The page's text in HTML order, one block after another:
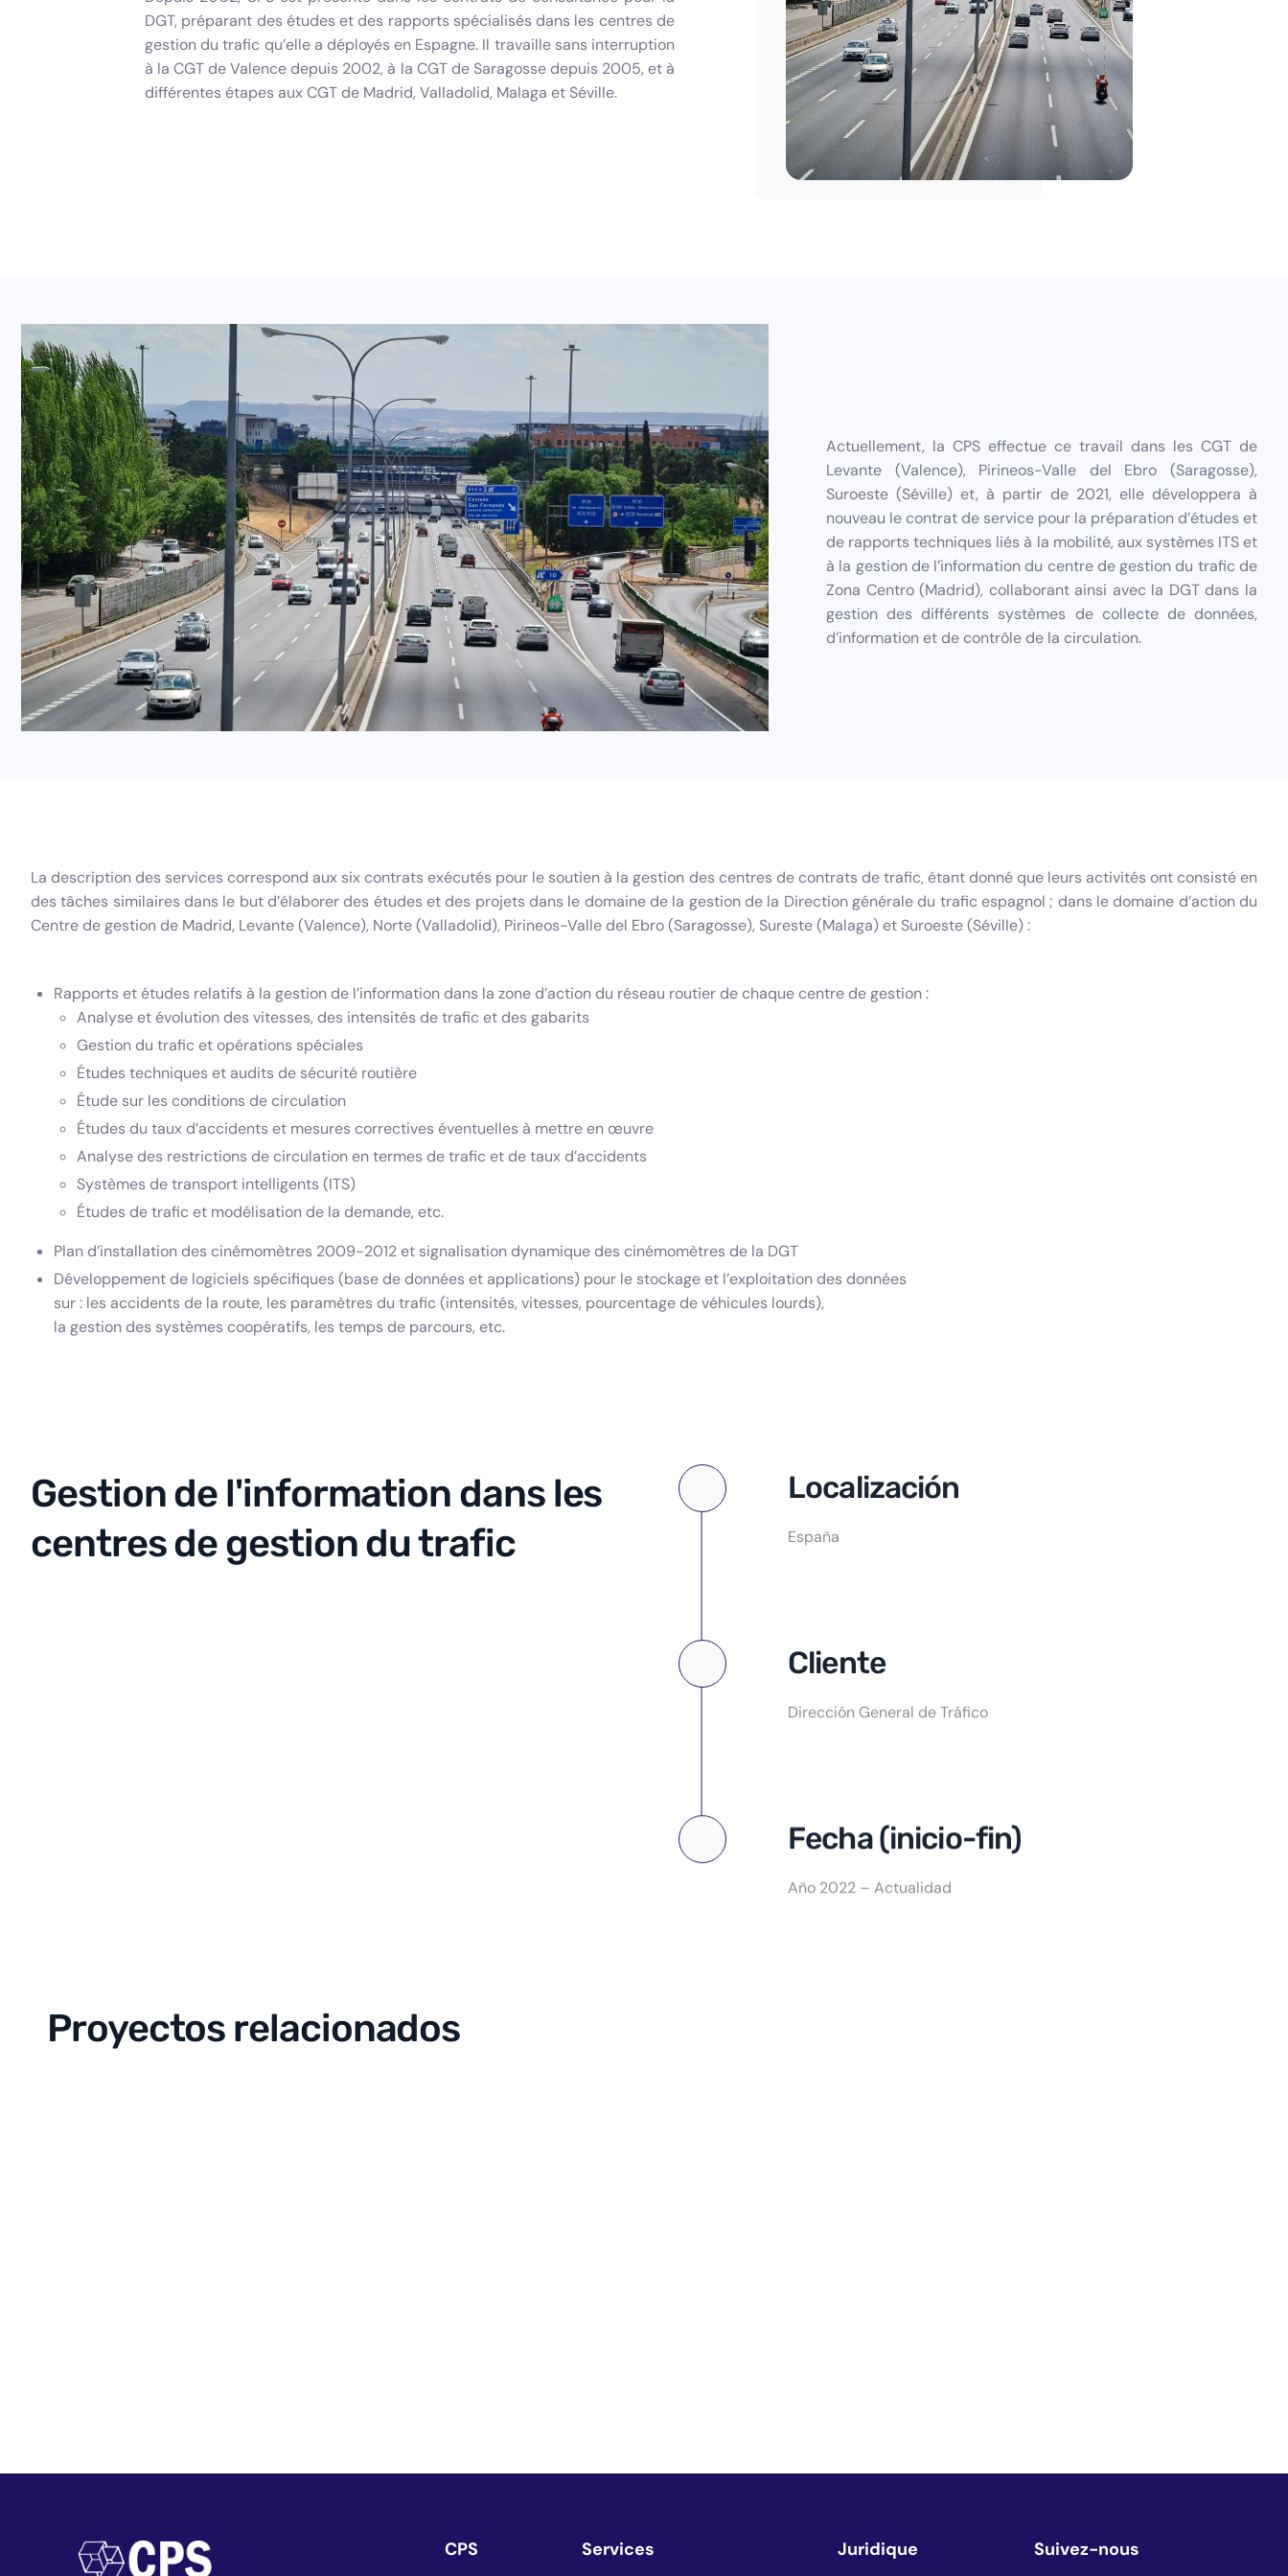
DGT, préparant des études et des rapports spécialisés dans les centres de
gestion du trafic qu’elle a déployés en Espagne. Il travaille sans interruption
à la CGT de Valence depuis 2002, à la CGT de Saragosse depuis 2005, et à
différentes étapes aux CGT de Madrid, Valladolid, Malaga et Séville.
Actuellement, la CPS effectue ce travail dans les CGT de
Levante (Valence), Pirineos-Valle del Ebro (Saragosse),
Suroeste (Séville) et, à partir de 2021, elle développera à
nouveau le contrat de service pour la préparation d’études et
de rapports techniques liés à la mobilité, aux systèmes ITS et
à la gestion de l’information du centre de gestion du trafic de
Zona Centro (Madrid), collaborant ainsi avec la DGT dans la
gestion des différents systèmes de collecte de données,
d’information et de contrôle de la circulation.
La description des services correspond aux six contrats exécutés pour le soutien à la gestion des centres de contrats de trafic, étant donné que leurs activités ont consisté en
des tâches similaires dans le but d’élaborer des études et des projets dans le domaine de la gestion de la Direction générale du trafic espagnol ; dans le domaine d’action du
Centre de gestion de Madrid, Levante (Valence), Norte (Valladolid), Pirineos-Valle del Ebro (Saragosse), Sureste (Malaga) et Suroeste (Séville) :
Rapports et études relatifs à la gestion de l’information dans la zone d’action du réseau routier de chaque centre de gestion :
Analyse et évolution des vitesses, des intensités de trafic et des gabarits
Gestion du trafic et opérations spéciales
Études techniques et audits de sécurité routière
Étude sur les conditions de circulation
Études du taux d’accidents et mesures correctives éventuelles à mettre en œuvre
Analyse des restrictions de circulation en termes de trafic et de taux d’accidents
Systèmes de transport intelligents (ITS)
Études de trafic et modélisation de la demande, etc.
Plan d’installation des cinémomètres 2009-2012 et signalisation dynamique des cinémomètres de la DGT
Développement de logiciels spécifiques (base de données et applications) pour le stockage et l’exploitation des données
sur : les accidents de la route, les paramètres du trafic (intensités, vitesses, pourcentage de véhicules lourds),
la gestion des systèmes coopératifs, les temps de parcours, etc.
Gestion de l'information dans les
centres de gestion du trafic
Localización
España
Cliente
Dirección General de Tráfico
Fecha (inicio-fin)
Año 2022 – Actualidad
Proyectos relacionados
CPS Services Juridique Suivez-nous